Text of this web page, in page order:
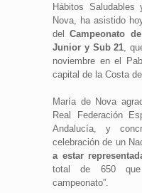
Hábitos
Nova, ha asistido
delCampeonato
Junior y Sub 21,
noviembre en el
capital de la Costa
María de Nova
Real Federación
Andalucía, y
celebración de un
a estar
total de 650
campeonato”.